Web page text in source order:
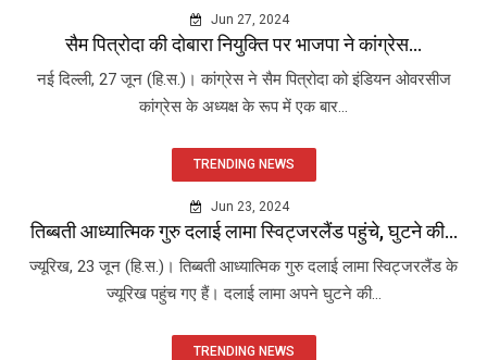
Jun 27, 2024
सैम पित्रोदा की दोबारा नियुक्ति पर भाजपा ने कांग्रेस...
नई दिल्ली, 27 जून (हि.स.)। कांग्रेस ने सैम पित्रोदा को इंडियन ओवरसीज
कांग्रेस के अध्यक्ष के रूप में एक बार...
TRENDING NEWS
Jun 23, 2024
तिब्बती आध्यात्मिक गुरु दलाई लामा स्विट्जरलैंड पहुंचे, घुटने की...
ज्यूरिख, 23 जून (हि.स.)। तिब्बती आध्यात्मिक गुरु दलाई लामा स्विट्जरलैंड के
ज्यूरिख पहुंच गए हैं। दलाई लामा अपने घुटने की...
TRENDING NEWS